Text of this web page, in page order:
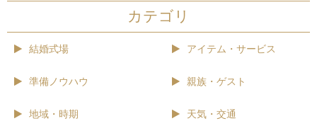
カテゴリ
結婚式場 アイテム・サービス
準備ノウハウ 親族・ゲスト
地域・時期 天気・交通